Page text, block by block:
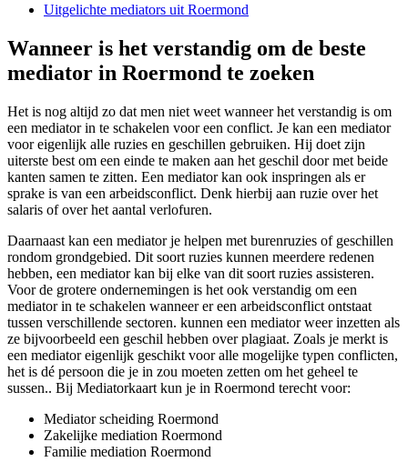
Uitgelichte mediators uit Roermond
Wanneer is het verstandig om de beste
mediator in Roermond te zoeken
Het is nog altijd zo dat men niet weet wanneer het verstandig is om
een mediator in te schakelen voor een conflict. Je kan een mediator
voor eigenlijk alle ruzies en geschillen gebruiken. Hij doet zijn
uiterste best om een einde te maken aan het geschil door met beide
kanten samen te zitten. Een mediator kan ook inspringen als er
sprake is van een arbeidsconflict. Denk hierbij aan ruzie over het
salaris of over het aantal verlofuren.
Daarnaast kan een mediator je helpen met burenruzies of geschillen
rondom grondgebied. Dit soort ruzies kunnen meerdere redenen
hebben, een mediator kan bij elke van dit soort ruzies assisteren.
Voor de grotere ondernemingen is het ook verstandig om een
mediator in te schakelen wanneer er een arbeidsconflict ontstaat
tussen verschillende sectoren. kunnen een mediator weer inzetten als
ze bijvoorbeeld een geschil hebben over plagiaat. Zoals je merkt is
een mediator eigenlijk geschikt voor alle mogelijke typen conflicten,
het is dé persoon die je in zou moeten zetten om het geheel te
sussen.. Bij Mediatorkaart kun je in Roermond terecht voor:
Mediator scheiding Roermond
Zakelijke mediation Roermond
Familie mediation Roermond